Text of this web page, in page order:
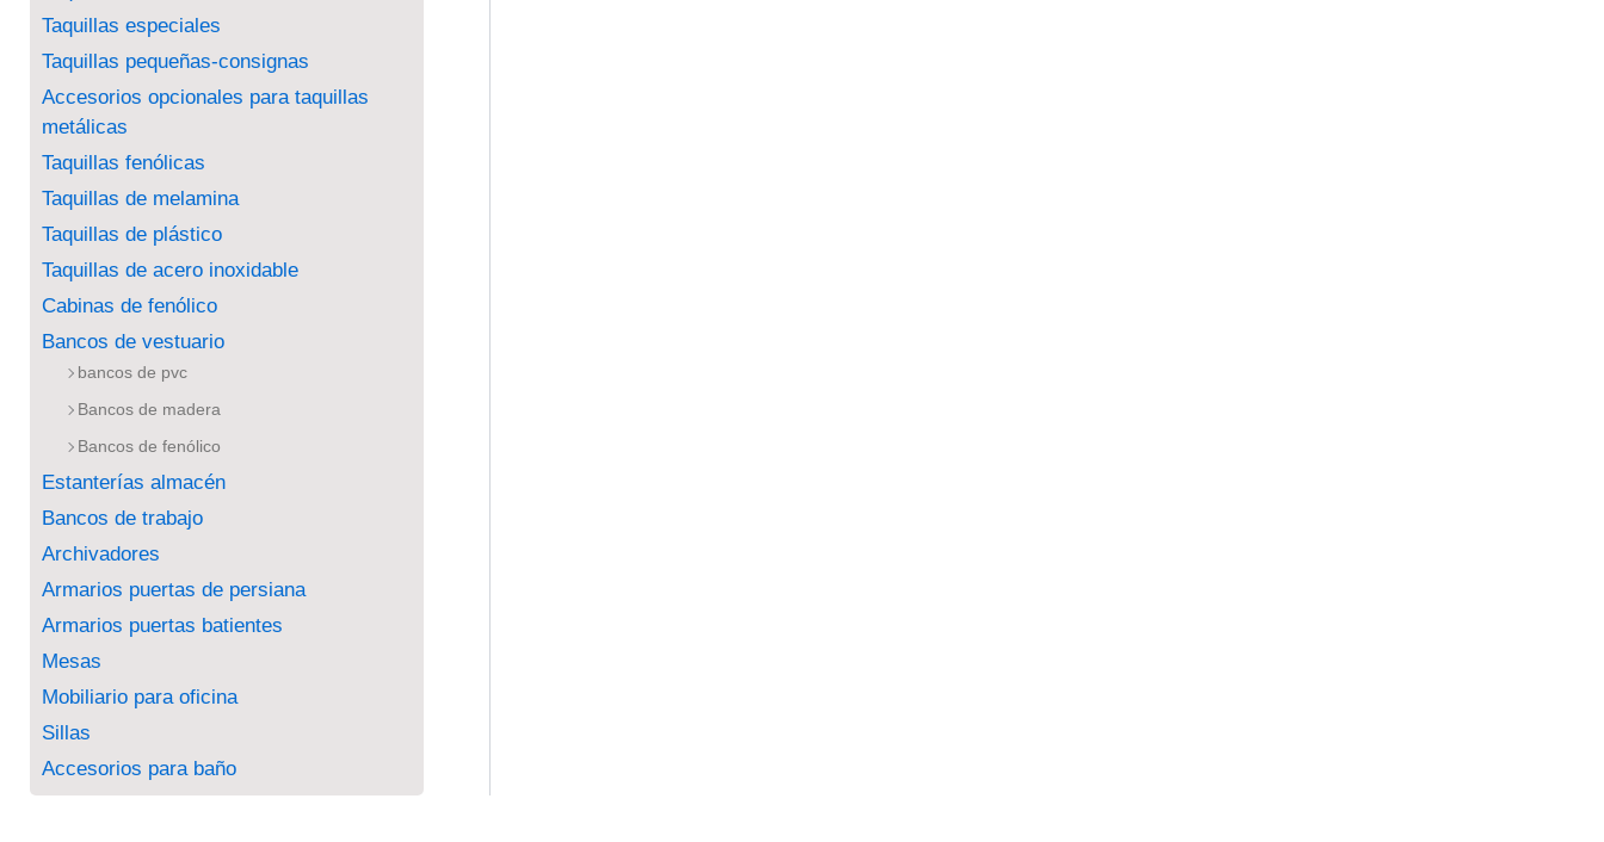
Taquillas especiales
Taquillas pequeñas-consignas
Accesorios opcionales para taquillas
metálicas
Taquillas fenólicas
Taquillas de melamina
Taquillas de plástico
Taquillas de acero inoxidable
Cabinas de fenólico
Bancos de vestuario
bancos de pvc
Bancos de madera
Bancos de fenólico
Estanterías almacén
Bancos de trabajo
Archivadores
Armarios puertas de persiana
Armarios puertas batientes
Mesas
Mobiliario para oficina
Sillas
Accesorios para baño